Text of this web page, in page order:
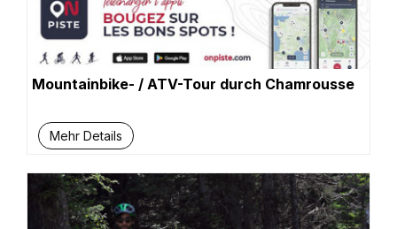
Mountainbike- / ATV-Tour durch Chamrousse
Mehr Details